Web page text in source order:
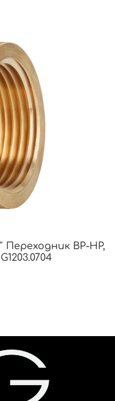
Переходник ВР-НР,